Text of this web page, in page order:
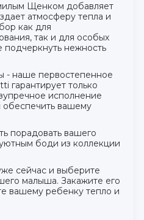
Щенком добавляет
атмосферу тепла и
как для
так и для особых
подчеркнуть нежность
- наше первостепенное
гарантирует только
исполнение
обеспечить вашему
порадовать вашего
боди из коллекции
сейчас и выберите
малыша. Закажите его
вашему ребенку тепло и